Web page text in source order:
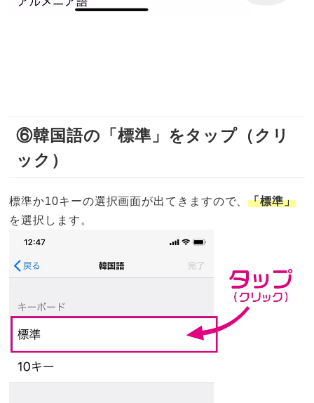
⑥韓国語の「標準」をタップ（クリ
ック）
標準か10キーの選択画面が出てきますので、「標準」
を選択します。